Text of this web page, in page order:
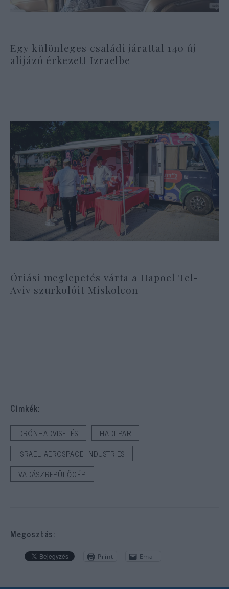
Egy különleges családi járattal 140 új
alijázó érkezett Izraelbe
Óriási meglepetés várta a Hapoel Tel-
Aviv szurkolóit Miskolcon
Cimkék:
DRÓNHADVISELÉS
HADIIPAR
ISRAEL AEROSPACE INDUSTRIES
VADÁSZREPÜLŐGÉP
Megosztás:
Print Email